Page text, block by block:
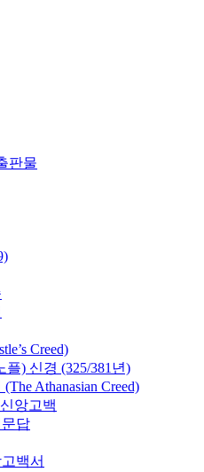
판물
Creed)
) 신경 (325/381년)
Athanasian Creed)
앙고백
답
백서